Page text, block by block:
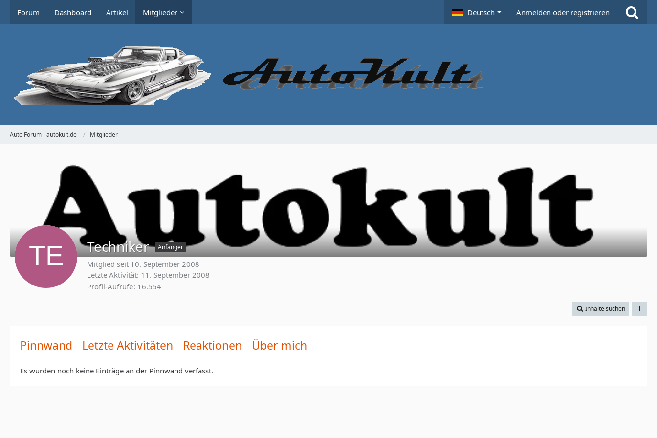
Forum Dashboard Artikel Mitglieder Deutsch Anmelden oder registrieren
Auto Forum - autokult.de Mitglieder
Techniker Anfänger
Mitglied seit 10. September 2008
Letzte Aktivität: 11. September 2008
Profil-Aufrufe 16.554
Inhalte suchen
Pinnwand Letzte Aktivitäten Reaktionen Über mich
Es wurden noch keine Einträge an der Pinnwand verfasst.